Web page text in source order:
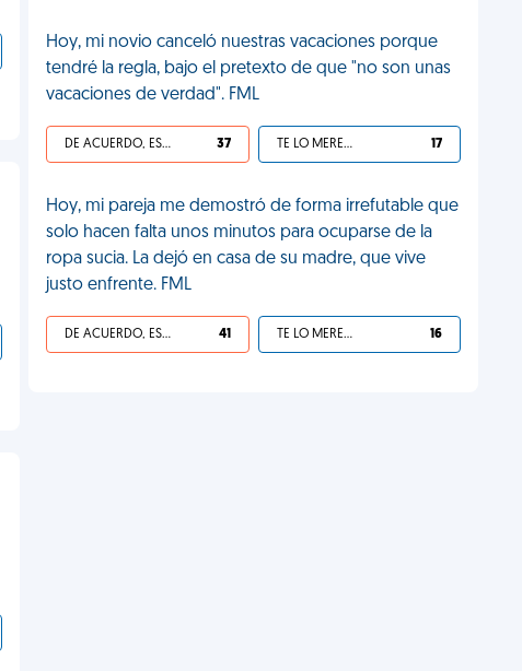
Hoy, mi novio canceló nuestras vacaciones porque
tendré la regla, bajo el pretexto de que "no son unas
vacaciones de verdad". FML
DE ACUERDO, ES UNA VIDA HP 37 TE LO MERECES 17
Hoy, mi pareja me demostró de forma irrefutable que
solo hacen falta unos minutos para ocuparse de la
ropa sucia. La dejó en casa de su madre, que vive
justo enfrente. FML
DE ACUERDO, ES UNA VIDA HP 41 TE LO MERECES 16